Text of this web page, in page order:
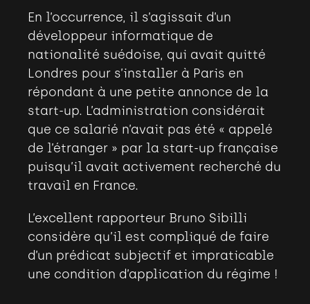
En l’occurrence, il s’agissait d’un
développeur informatique de
nationalité suédoise, qui avait quitté
Londres pour s’installer à Paris en
répondant à une petite annonce de la
start-up. L’administration considérait
que ce salarié n’avait pas été « appelé
de l’étranger » par la start-up française
puisqu’il avait activement recherché du
travail en France.
L’excellent rapporteur Bruno Sibilli
considère qu’il est compliqué de faire
d’un prédicat subjectif et impraticable
une condition d’application du régime !